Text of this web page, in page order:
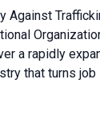
Against
a rapidly
that turns